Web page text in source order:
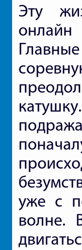
Эту
уже с
волне.